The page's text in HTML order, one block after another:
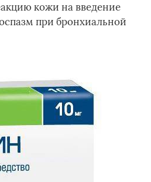
кожи на введение
при бронхиальной